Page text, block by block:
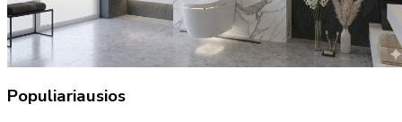
Populiariausios